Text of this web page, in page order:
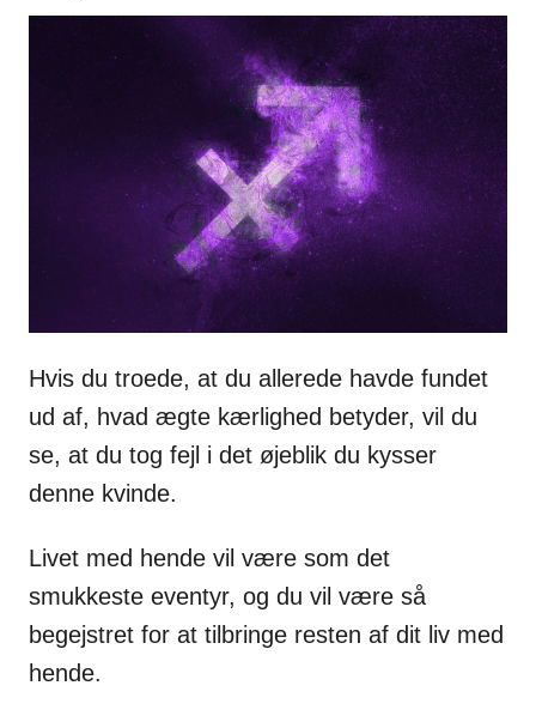
Hvis du troede, at du allerede havde fundet
ud af, hvad ægte kærlighed betyder, vil du
se, at du tog fejl i det øjeblik du kysser
denne kvinde.
Livet med hende vil være som det
smukkeste eventyr, og du vil være så
begejstret for at tilbringe resten af dit liv med
hende.